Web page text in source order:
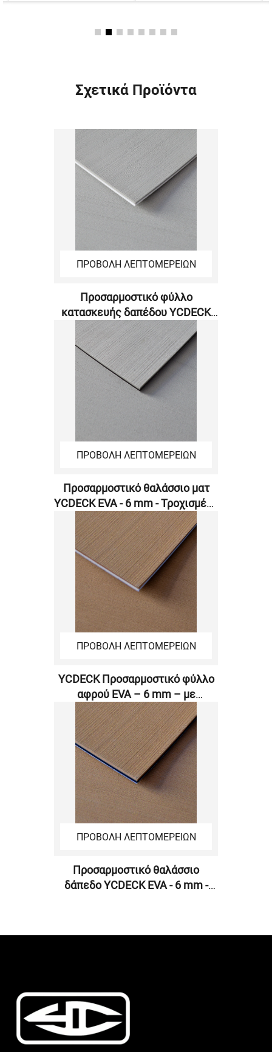
Σχετικά Προϊόντα
ΠΡΟΒΟΛΗ ΛΕΠΤΟΜΕΡΕΙΩΝ
Προσαρμοστικό φύλλο
κατασκευής δαπέδου YCDECK
EVA - 6 mm - Τροχισμένη
επιφάνεια
ΠΡΟΒΟΛΗ ΛΕΠΤΟΜΕΡΕΙΩΝ
Προσαρμοστικό θαλάσσιο ματ
YCDECK EVA - 6 mm - Τροχισμένη
επιφάνεια
ΠΡΟΒΟΛΗ ΛΕΠΤΟΜΕΡΕΙΩΝ
YCDECK Προσαρμοστικό φύλλο
αφρού EVA – 6 mm – με
επεξεργασμένη επιφάνεια για
μηχανική CNC
ΠΡΟΒΟΛΗ ΛΕΠΤΟΜΕΡΕΙΩΝ
Προσαρμοστικό θαλάσσιο
δάπεδο YCDECK EVA - 6 mm -